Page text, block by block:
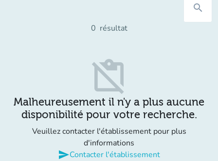
search
0 résultat
content_paste_off
Malheureusement il n'y a plus aucune
disponibilité pour votre recherche.
Veuillez contacter l'établissement pour plus
d'informations
sendContacter l'établissement